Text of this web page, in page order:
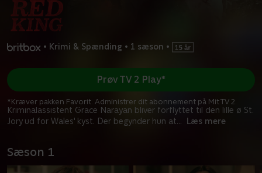
• Krimi & Spænding • 1 sæson •
Kriminalassistent Grace Narayan bliver forflyttet til den lille ø St.
Jory ud for Wales' kyst. Der begynder hun at... Læs mere
Prøv TV 2 Play*
*Kræver pakken Favorit. Administrer dit abonnement på Mit TV 2.
Sæson 1